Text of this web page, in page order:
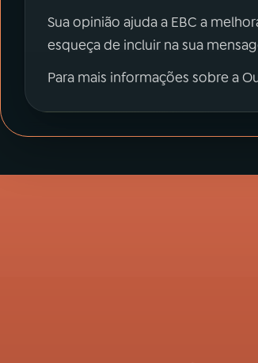
Sua opinião ajuda a EBC a
esqueça de incluir na sua
Para mais informações sobre a